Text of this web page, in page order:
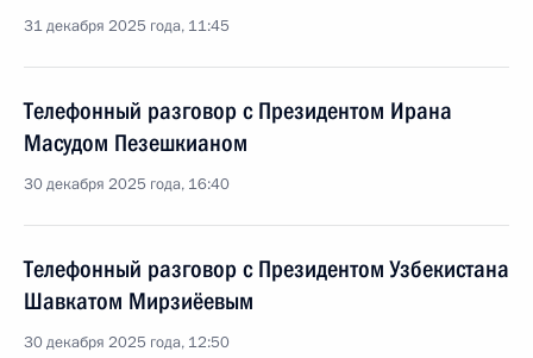
31 декабря 2025 года, 11:45
Телефонный разговор с Президентом Ирана
Масудом Пезешкианом
30 декабря 2025 года, 16:40
Телефонный разговор с Президентом Узбекистана
Шавкатом Мирзиёевым
30 декабря 2025 года, 12:50